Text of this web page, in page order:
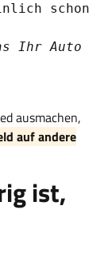
schon
Ihr Auto
ausmachen,
auf andere
ist,